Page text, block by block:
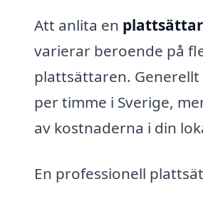
Att anlita en
varierar beroende på
plattsättaren.
per timme i Sverige,
av kostnaderna i din
En professionell